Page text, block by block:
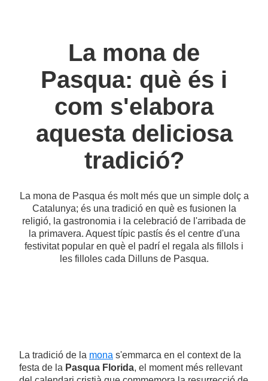
La mona de
Pasqua: què és i
com s'elabora
aquesta deliciosa
tradició?
La mona de Pasqua és molt més que un simple dolç a
Catalunya; és una tradició en què es fusionen la
religió, la gastronomia i la celebració de l'arribada de
la primavera. Aquest típic pastís és el centre d'una
festivitat popular en què el padrí el regala als fillols i
les filloles cada Dilluns de Pasqua.
La tradició de la mona s'emmarca en el context de la
festa de la Pasqua Florida, el moment més rellevant